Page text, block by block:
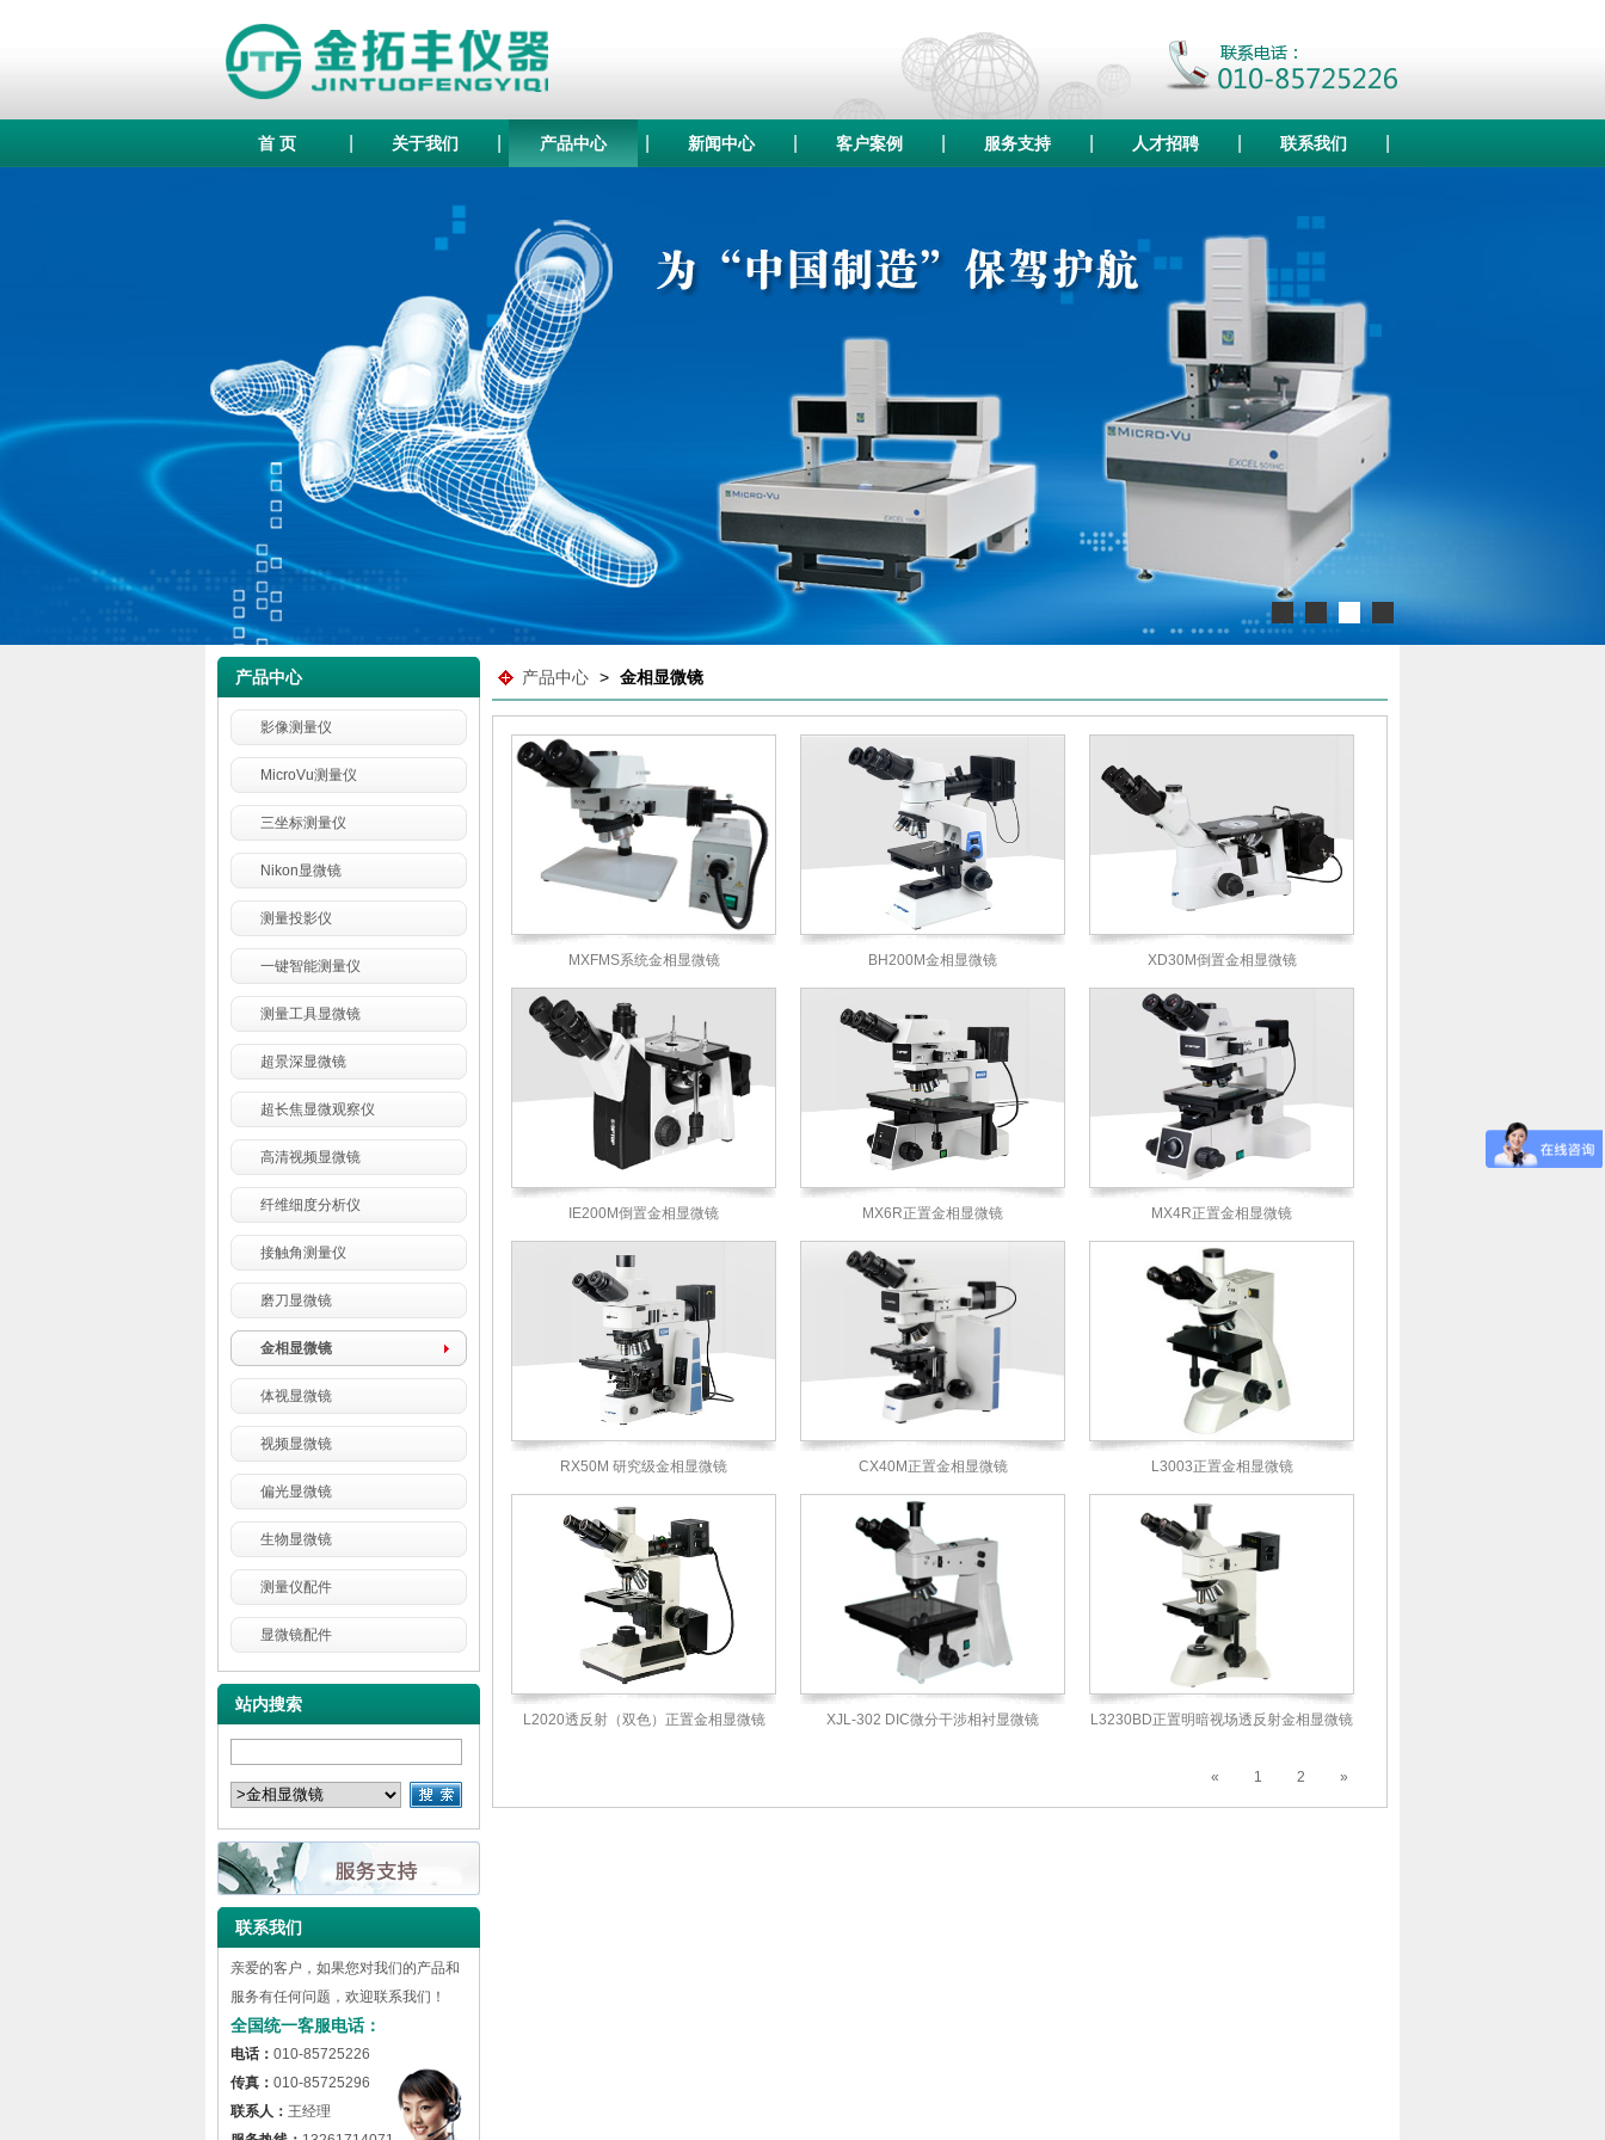
首 页 关于我们 产品中心 新闻中心 客户案例 服务支持 人才招聘 联系我们
产品中心
影像测量仪
MicroVu测量仪
三坐标测量仪
Nikon显微镜
测量投影仪
一键智能测量仪
测量工具显微镜
超景深显微镜
超长焦显微观察仪
高清视频显微镜
纤维细度分析仪
接触角测量仪
磨刀显微镜
金相显微镜
体视显微镜
视频显微镜
偏光显微镜
生物显微镜
测量仪配件
显微镜配件
站内搜索
联系我们
亲爱的客户，如果您对我们的产品和
服务有任何问题，欢迎联系我们！
全国统一客服电话：
电话： 010-85725226
传真： 010-85725296
联系人： 王经理
产品中心 > 金相显微镜
MXFMS系统金相显微镜 BH200M金相显微镜 XD30M倒置金相显微镜
IE200M倒置金相显微镜 MX6R正置金相显微镜 MX4R正置金相显微镜
RX50M 研究级金相显微镜 CX40M正置金相显微镜 L3003正置金相显微镜
L2020透反射（双色）正置金相显微镜 XJL-302 DIC微分干涉相衬显微镜 L3230BD正置明暗视场透反射金相显微镜
« 1 2 »